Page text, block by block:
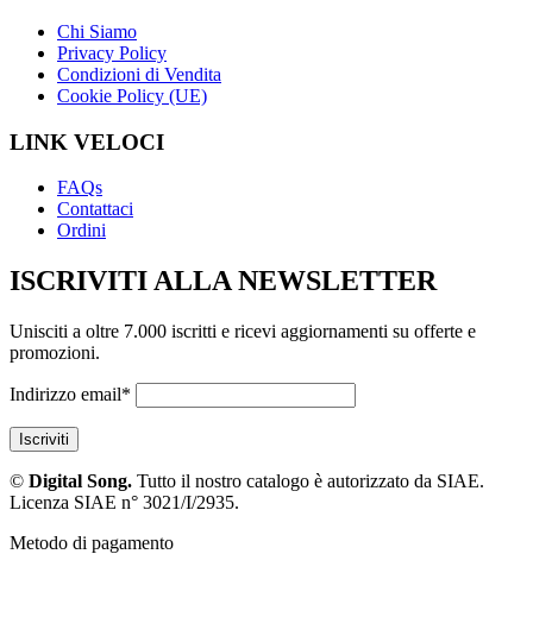
Chi Siamo
Privacy Policy
Condizioni di Vendita
Cookie Policy (UE)
LINK VELOCI
FAQs
Contattaci
Ordini
ISCRIVITI ALLA NEWSLETTER
Unisciti a oltre 7.000 iscritti e ricevi aggiornamenti su offerte e
promozioni.
Indirizzo email*
© Digital Song. Tutto il nostro catalogo è autorizzato da SIAE.
Licenza SIAE n° 3021/I/2935.
Metodo di pagamento